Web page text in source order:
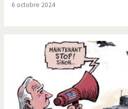
Vous avez dit "Islam"?
6 octobre 2024